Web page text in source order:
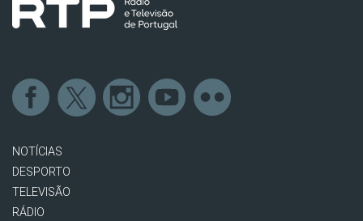
NOTÍCIAS
DESPORTO
TELEVISÃO
RÁDIO